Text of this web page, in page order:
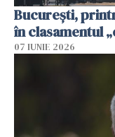
București,
în clasamentul
07 IUNIE 2026